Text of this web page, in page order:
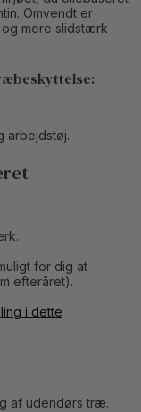
Omvendt er
mere slidstærk
arbejdstøj.
for dig at
efteråret).
i dette
af udendørs træ.